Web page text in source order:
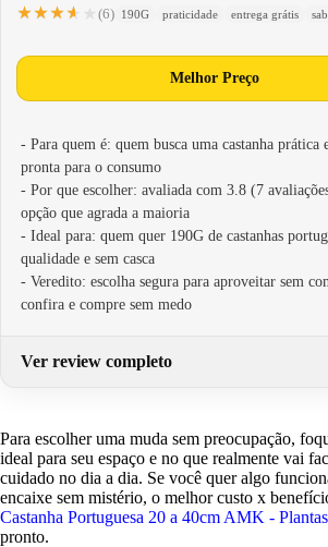
★★★★★
★★★★★ (6) 190G praticidade entrega grátis
Melhor Preço
- Para quem é: quem busca uma castanha prática
pronta para o consumo
- Por que escolher: avaliada com 3.8 (7
opção que agrada a maioria
- Ideal para: quem quer 190G de castanhas
qualidade e sem casca
- Veredito: escolha segura para aproveitar sem
confira e compre sem medo
Ver review completo
Para escolher uma muda sem preocupação,
ideal para seu espaço e no que realmente vai
cuidado no dia a dia. Se você quer algo
encaixe sem mistério, o melhor custo x
Castanha Portuguesa 20 a 40cm AMK -
pronto.